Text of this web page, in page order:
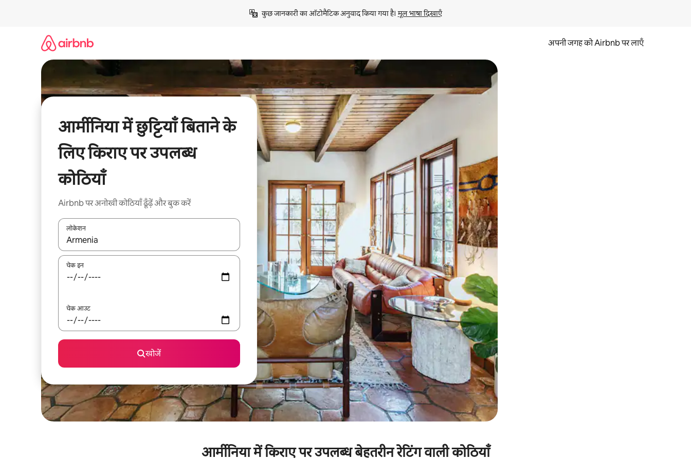
कुछ जानकारी का ऑटोमैटिक अनुवाद किया गया है। मूल भाषा दिखाएँ
अपनी जगह को Airbnb पर लाएँ
आर्मीनिया में छुट्टियाँ बिताने के
लिए किराए पर उपलब्ध
कोठियाँ
Airbnb पर अनोखी कोठियाँ ढूँढ़ें और बुक करें
लोकेशन
नतीजों के उपलब्ध होने पर, अप और डाउन 'ऐरो की' का इस्तेमाल करके नेविगेट करें या टच या फिर स्वाइप जेस्चर का इस्तेमाल करके एक्सप्लोर करें।
चेक इन
चेक आउट
खोजें
आर्मीनिया में किराए पर उपलब्ध बेहतरीन रेटिंग वाली कोठियाँ